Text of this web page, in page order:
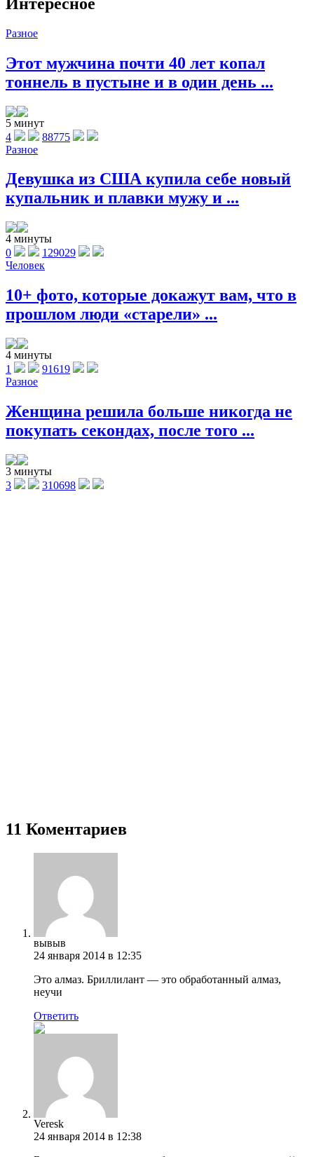
Разное
Этот мужчина почти 40 лет копал
тоннель в пустыне и в один день ...
5 минут
4
88775
Разное
Девушка из США купила себе новый
купальник и плавки мужу и ...
4 минуты
0
129029
Человек
10+ фото, которые докажут вам, что в
прошлом люди «старели» ...
4 минуты
1
91619
Разное
Женщина решила больше никогда не
покупать секондах, после того ...
3 минуты
3
310698
11 Коментариев
вывыв
24 января 2014 в 12:35
Это алмаз. Бриллилант — это обработанный алмаз,
неучи
Ответить
Veresk
24 января 2014 в 12:38